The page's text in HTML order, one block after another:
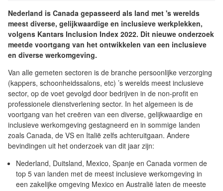
Nederland is Canada gepasseerd als land met 's werelds
meest diverse, gelijkwaardige en inclusieve werkplekken,
volgens Kantars Inclusion Index 2022. Dit nieuwe onderzoek
meetde voortgang van het ontwikkelen van een inclusieve
en diverse werkomgeving.
Van alle gemeten sectoren is de branche persoonlijke verzorging
(kappers, schoonheidssalons, etc) ’s werelds meest inclusieve
sector, op de voet gevolgd door bedrijven in de non-profit en
professionele dienstverlening sector. In het algemeen is de
voortgang van het creëren van een diverse, gelijkwaardige en
inclusieve werkomgeving gestagneerd en in sommige landen
zoals Canada, de VS en Italië zelfs achteruitgaan. Andere
bevindingen uit het onderzoek van dit jaar zijn:
Nederland, Duitsland, Mexico, Spanje en Canada vormen de
top 5 van landen met de meest inclusieve werkomgeving in
een zakelijke omgeving Mexico en Australië laten de meeste